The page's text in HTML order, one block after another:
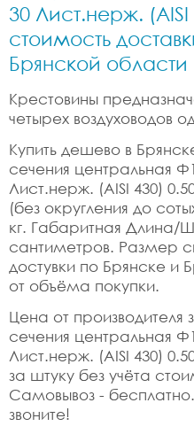
30 Лист.нерж. (AISI
стоимость
Брянской области
Крестовины
четырех воздуховодов
Купить дешево в
сечения центральная
Лист.нерж. (AISI 430)
(без округления до
кг. Габаритная Длина/
сантиметров. Размер
достувки по Брянске и
от объёма покупки.
Цена от производителя
сечения центральная
Лист.нерж. (AISI 430)
за штуку без учёта
Самовывоз -
звоните!